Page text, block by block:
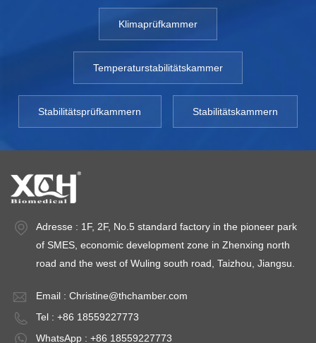
Klimaprüfkammer
Temperaturstabilitätskammer
Stabilitätsprüfkammern Stabilitätskammern
Adresse : 1F, 2F, No.5 standard factory in the pioneer park
of SMES, economic development zone in Zhenxing north
road and the west of Wuling south road, Taizhou, Jiangsu.
Email : Christine@thchamber.com
Tel : +86 18559227773
WhatsApp : +86 18559227773